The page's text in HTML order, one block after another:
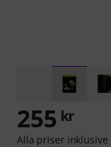
255 kr
Alla priser inklusive